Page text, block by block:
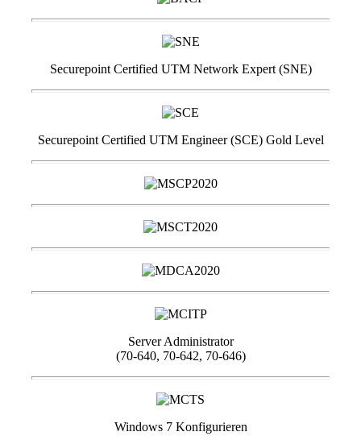
Securepoint Certified UTM Network Expert (SNE)
Securepoint Certified UTM Engineer (SCE) Gold Level
Server Administrator
(70-640, 70-642, 70-646)
Windows 7 Konfigurieren